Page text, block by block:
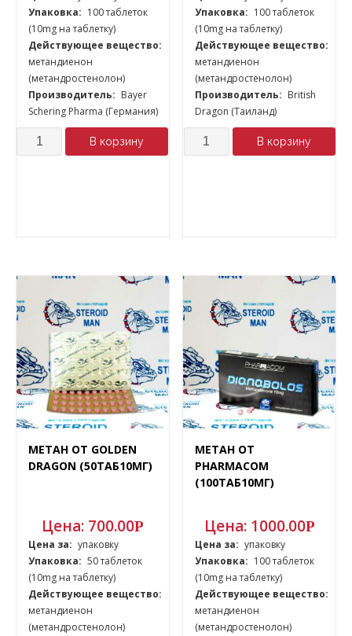
Упаковка: 100 таблеток
(10mg на таблетку)
Действующее вещество:
метандиенон
(метандростенолон)
Производитель: Bayer
Schering Pharma (Германия)
Количество В корзину
Упаковка: 100 таблеток
(10mg на таблетку)
Действующее вещество:
метандиенон
(метандростенолон)
Производитель: British
Dragon (Таиланд)
Количество В корзину
МЕТАН ОТ GOLDEN
DRAGON (50ТАБ10МГ)
Цена: 700.00Р
Цена за: упаковку
Упаковка: 50 таблеток
(10mg на таблетку)
Действующее вещество:
метандиенон
(метандростенолон)
МЕТАН ОТ
PHARMACOM
(100ТАБ10МГ)
Цена: 1000.00Р
Цена за: упаковку
Упаковка: 100 таблеток
(10mg на таблетку)
Действующее вещество:
метандиенон
(метандростенолон)